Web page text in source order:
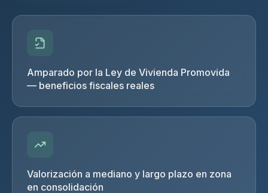
Amparado por la Ley de Vivienda Promovida
— beneficios fiscales reales
Valorización a mediano y largo plazo en zona
en consolidación